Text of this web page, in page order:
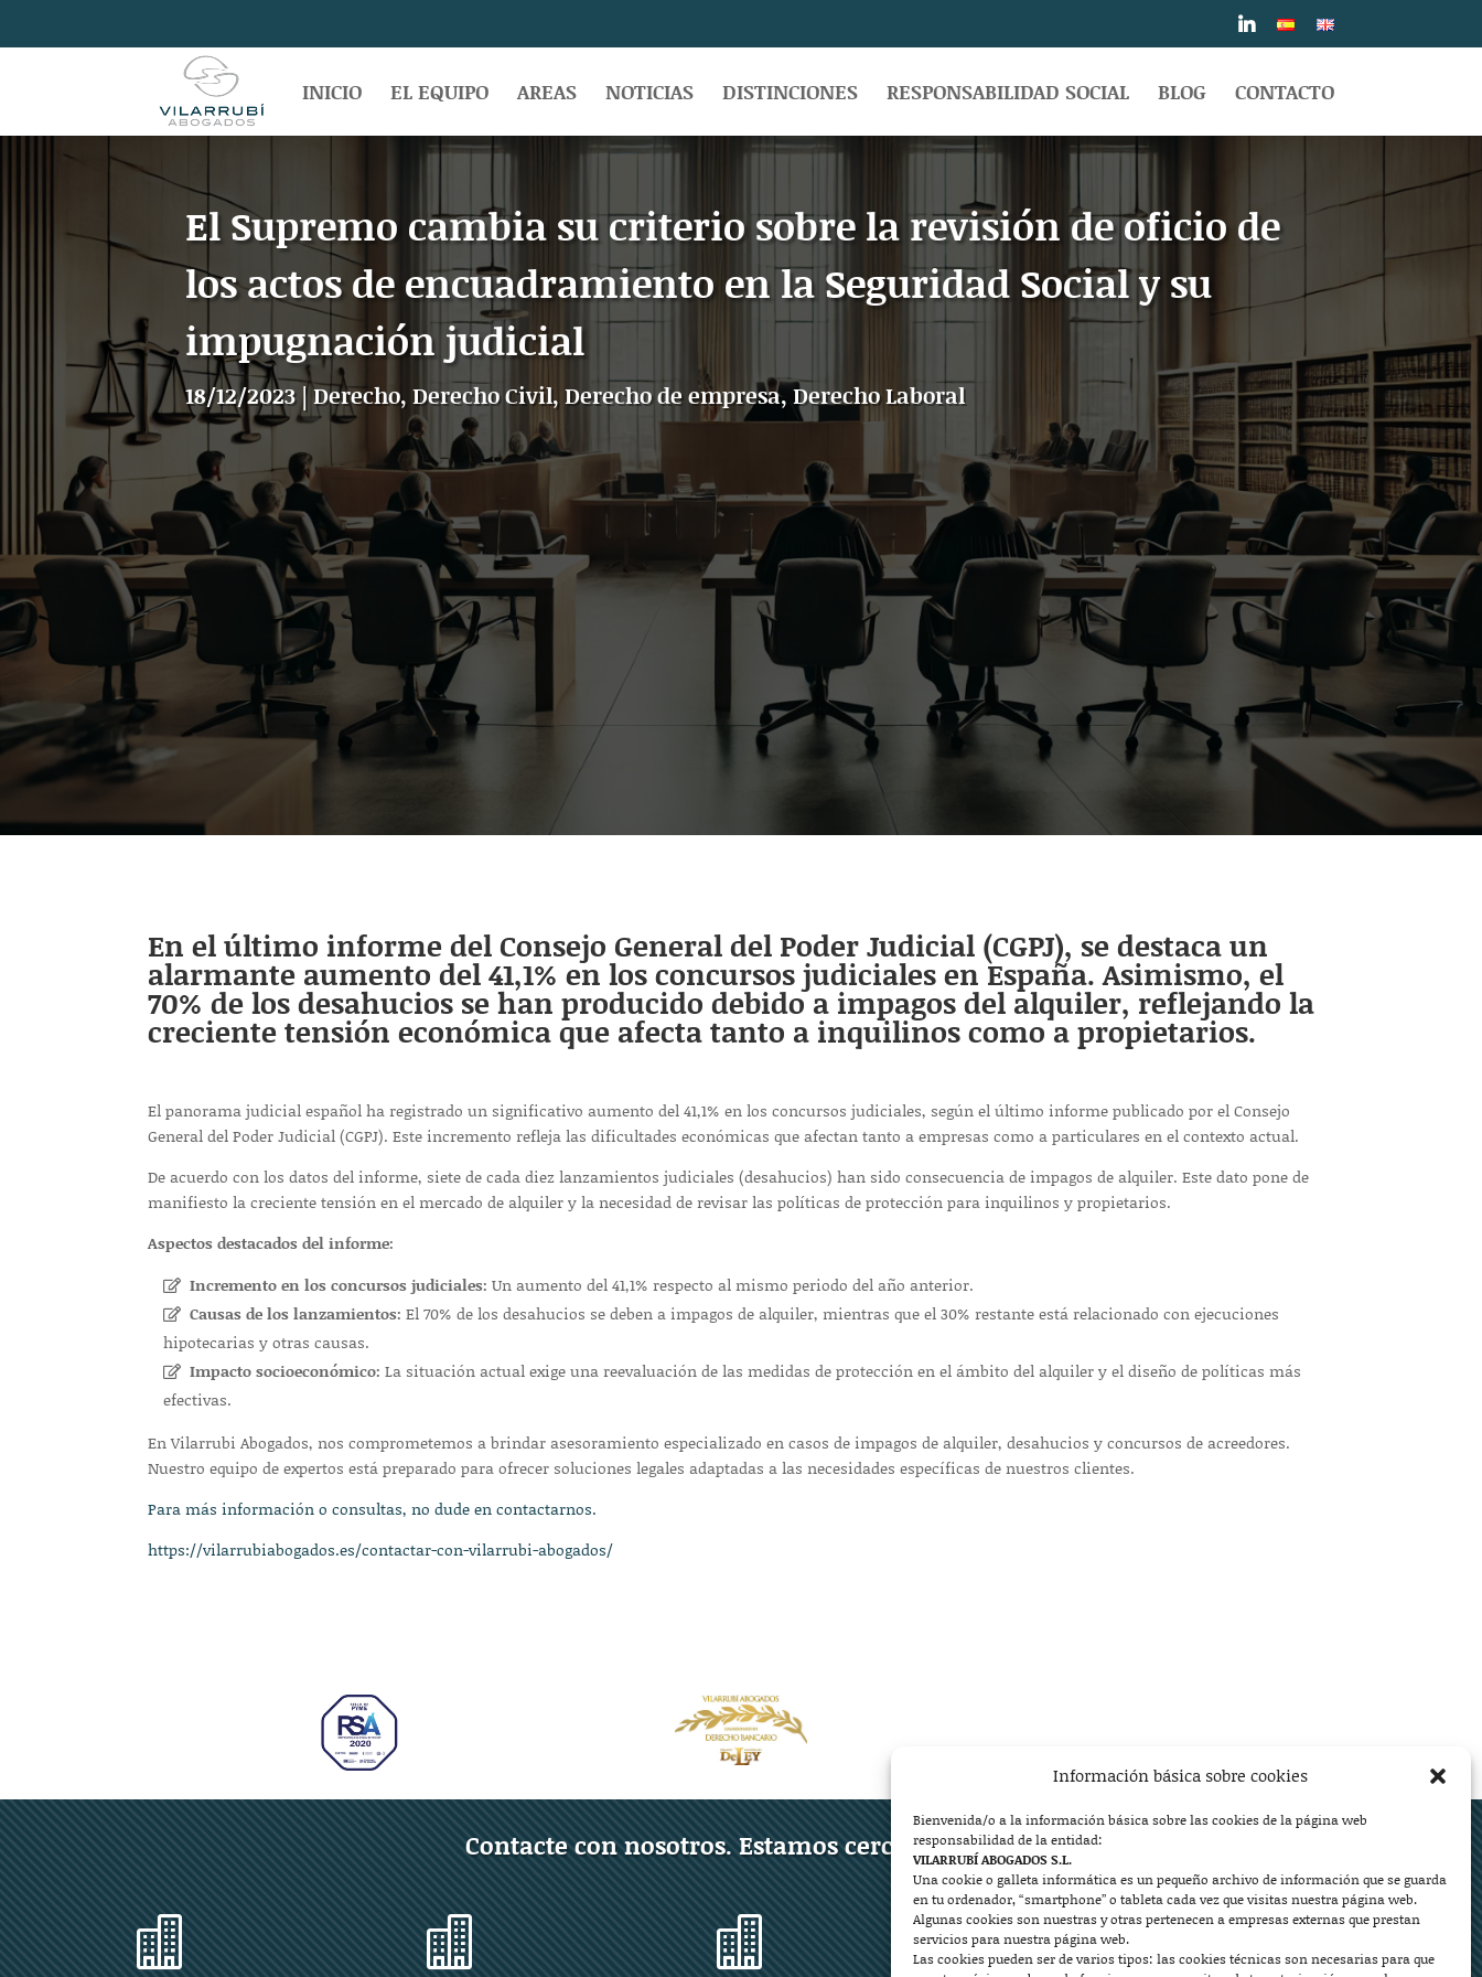
Información básica sobre cookies
Bienvenida/o a la información básica sobre las cookies de la página web
responsabilidad de la entidad:
VILARRUBÍ ABOGADOS S.L.
Una cookie o galleta informática es un pequeño archivo de información que se guarda
en tu ordenador, “smartphone” o tableta cada vez que visitas nuestra página web.
Algunas cookies son nuestras y otras pertenecen a empresas externas que prestan
servicios para nuestra página web.
Las cookies pueden ser de varios tipos: las cookies técnicas son necesarias para que
INICIO EL EQUIPO AREAS NOTICIAS DISTINCIONES RESPONSABILIDAD SOCIAL BLOG CONTACTO
El Supremo cambia su criterio sobre la revisión de oficio de
los actos de encuadramiento en la Seguridad Social y su
impugnación judicial
18/12/2023|Derecho, Derecho Civil, Derecho de empresa, Derecho Laboral
En el último informe del Consejo General del Poder Judicial (CGPJ), se destaca un
alarmante aumento del 41,1% en los concursos judiciales en España. Asimismo, el
70% de los desahucios se han producido debido a impagos del alquiler, reflejando la
creciente tensión económica que afecta tanto a inquilinos como a propietarios.
El panorama judicial español ha registrado un significativo aumento del 41,1% en los concursos judiciales, según el último informe publicado por el Consejo
General del Poder Judicial (CGPJ). Este incremento refleja las dificultades económicas que afectan tanto a empresas como a particulares en el contexto actual.
De acuerdo con los datos del informe, siete de cada diez lanzamientos judiciales (desahucios) han sido consecuencia de impagos de alquiler. Este dato pone de
manifiesto la creciente tensión en el mercado de alquiler y la necesidad de revisar las políticas de protección para inquilinos y propietarios.
Aspectos destacados del informe:
Incremento en los concursos judiciales: Un aumento del 41,1% respecto al mismo periodo del año anterior.
Causas de los lanzamientos: El 70% de los desahucios se deben a impagos de alquiler, mientras que el 30% restante está relacionado con ejecuciones
hipotecarias y otras causas.
Impacto socioeconómico: La situación actual exige una reevaluación de las medidas de protección en el ámbito del alquiler y el diseño de políticas más
efectivas.
En Vilarrubi Abogados, nos comprometemos a brindar asesoramiento especializado en casos de impagos de alquiler, desahucios y concursos de acreedores.
Nuestro equipo de expertos está preparado para ofrecer soluciones legales adaptadas a las necesidades específicas de nuestros clientes.
Para más información o consultas, no dude en contactarnos.
https://vilarrubiabogados.es/contactar-con-vilarrubi-abogados/
Contacte con nosotros. Estamos cerca de usted.
    